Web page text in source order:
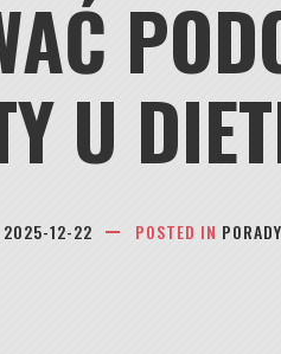
U
2025-12-22 POSTED IN